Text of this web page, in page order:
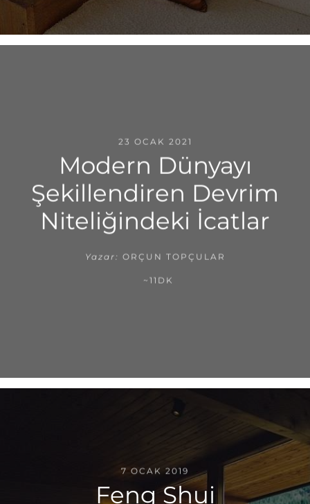
23 OCAK 2021
Modern Dünyayı
Şekillendiren Devrim
Niteliğindeki İcatlar
Yazar: ORÇUN TOPÇULAR
~11DK
7 OCAK 2019
Feng Shui